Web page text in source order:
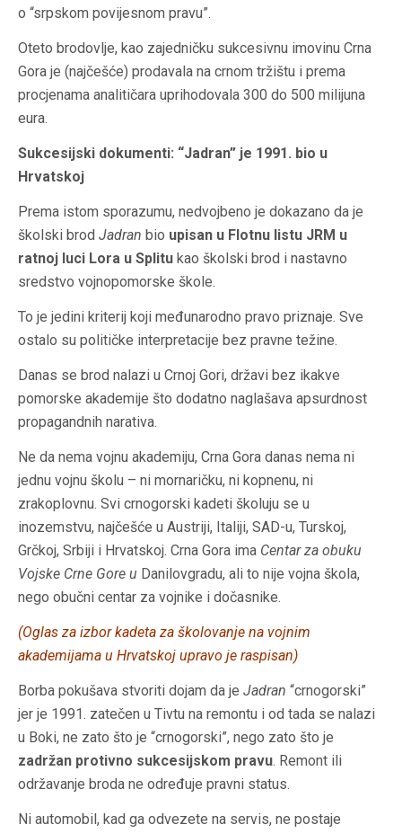
o “srpskom povijesnom pravu”.
Oteto brodovlje, kao zajedničku sukcesivnu imovinu Crna
Gora je (najčešće) prodavala na crnom tržištu i prema
procjenama analitičara uprihodovala 300 do 500 milijuna
eura.
Sukcesijski dokumenti: “Jadran” je 1991. bio u
Hrvatskoj
Prema istom sporazumu, nedvojbeno je dokazano da je
školski brod Jadran bio upisan u Flotnu listu JRM u
ratnoj luci Lora u Splitu kao školski brod i nastavno
sredstvo vojnopomorske škole.
To je jedini kriterij koji međunarodno pravo priznaje. Sve
ostalo su političke interpretacije bez pravne težine.
Danas se brod nalazi u Crnoj Gori, državi bez ikakve
pomorske akademije što dodatno naglašava apsurdnost
propagandnih narativa.
Ne da nema vojnu akademiju, Crna Gora danas nema ni
jednu vojnu školu – ni mornaričku, ni kopnenu, ni
zrakoplovnu. Svi crnogorski kadeti školuju se u
inozemstvu, najčešće u Austriji, Italiji, SAD-u, Turskoj,
Grčkoj, Srbiji i Hrvatskoj. Crna Gora ima Centar za obuku
Vojske Crne Gore u Danilovgradu, ali to nije vojna škola,
nego obučni centar za vojnike i dočasnike.
(Oglas za izbor kadeta za školovanje na vojnim
akademijama u Hrvatskoj upravo je raspisan)
Borba pokušava stvoriti dojam da je Jadran “crnogorski”
jer je 1991. zatečen u Tivtu na remontu i od tada se nalazi
u Boki, ne zato što je “crnogorski”, nego zato što je
zadržan protivno sukcesijskom pravu. Remont ili
održavanje broda ne određuje pravni status.
Ni automobil, kad ga odvezete na servis, ne postaje